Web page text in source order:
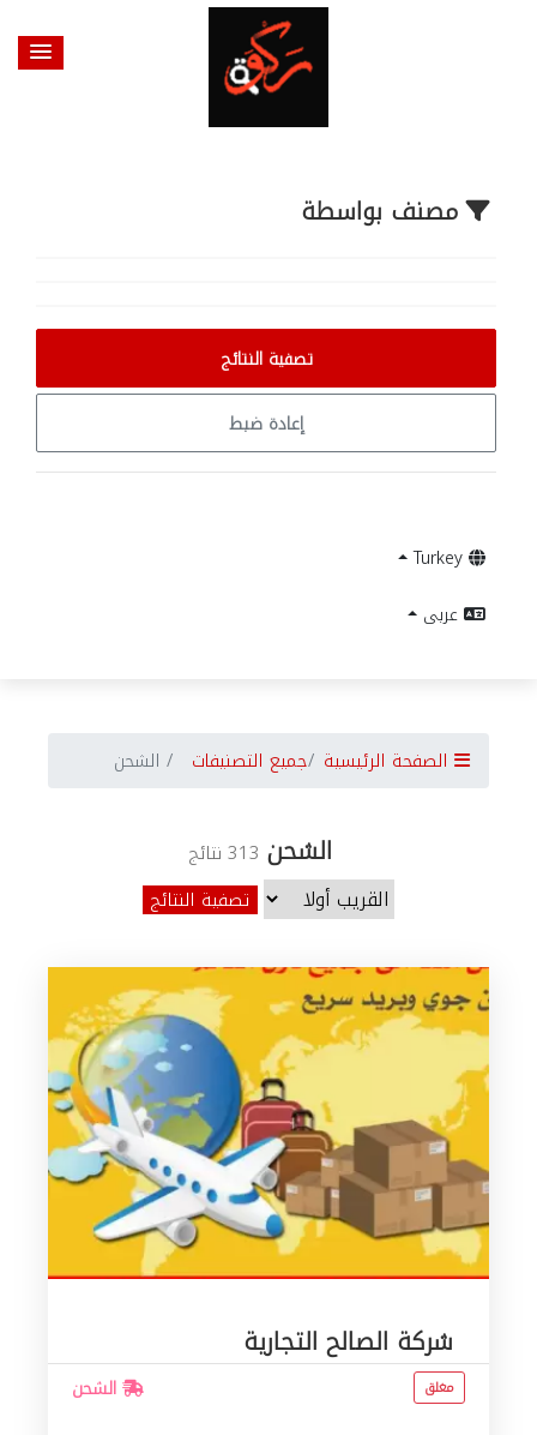
مصنف بواسطة
تصفية النتائج
إعادة ضبط
Turkey
عربى
الصفحة الرئيسية جميع التصنيفات الشحن
الشحن 313 نتائج
تصفية النتائج
شركة الصالح التجارية
الشحن مغلق